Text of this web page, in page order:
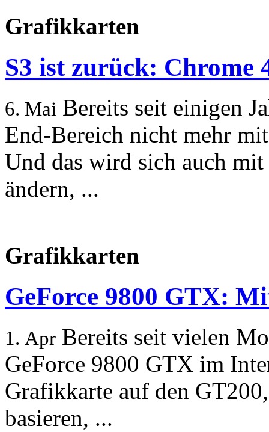
Grafikkarten
S3 ist zurück: Chrome
6. Mai Bereits seit einigen
End-Bereich nicht mehr
Und das wird sich auch
ändern, ...
Grafikkarten
GeForce 9800 GTX:
1. Apr Bereits seit vielen
GeForce 9800 GTX im
Grafikkarte auf den
basieren, ...